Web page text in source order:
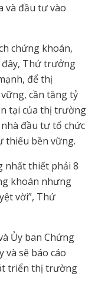
và đầu tư vào
chứng khoán,
Thứ trưởng
để thị
cần tăng tỷ
tại của thị trường
đầu tư tổ chức
thiếu bền vững.
nhất thiết phải 8
khoán nhưng
vời”, Thứ
Ủy ban Chứng
và sẽ báo cáo
triển thị trường